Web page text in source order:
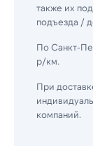
также их
подъезда /
По Санкт-
р/км.
При
компаний.